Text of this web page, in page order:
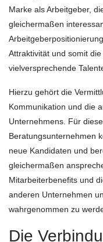
Marke als Arbeitgeber,
gleichermaßen
Attraktivität und somit
vielversprechende
Hierzu gehört die
Kommunikation und die
Unternehmens. Für
Beratungsunternehmen
neue Kandidaten und
gleichermaßen
Mitarbeiterbenefits und
anderen Unternehmen
wahrgenommen zu
Die